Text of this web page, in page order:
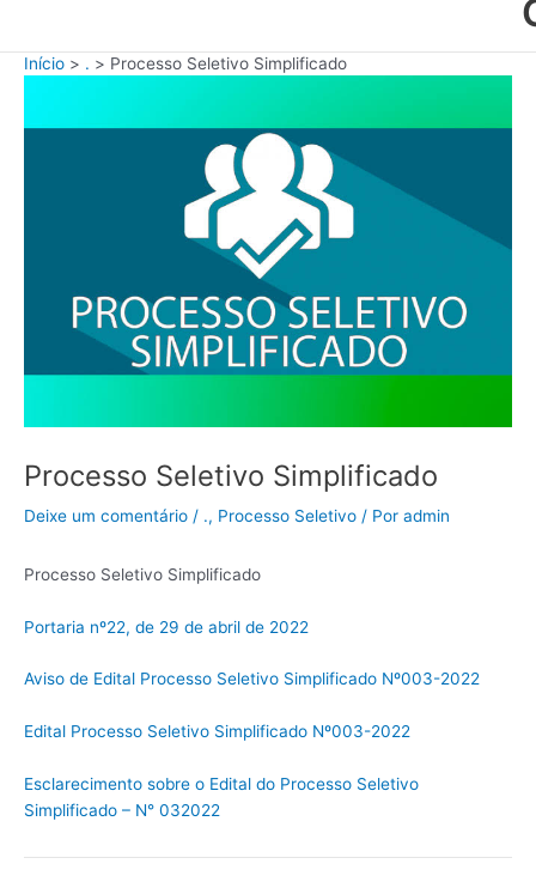
Início . Processo Seletivo Simplificado
Processo Seletivo Simplificado
Deixe um comentário / ., Processo Seletivo / Por admin
Processo Seletivo Simplificado
Portaria nº22, de 29 de abril de 2022
Aviso de Edital Processo Seletivo Simplificado Nº003-2022
Edital Processo Seletivo Simplificado Nº003-2022
Esclarecimento sobre o Edital do Processo Seletivo
Simplificado – N° 032022